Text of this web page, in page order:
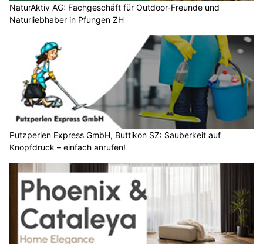
NaturAktiv AG: Fachgeschäft für Outdoor-Freunde und
Naturliebhaber in Pfungen ZH
Putzperlen Express GmbH, Buttikon SZ: Sauberkeit auf
Knopfdruck – einfach anrufen!